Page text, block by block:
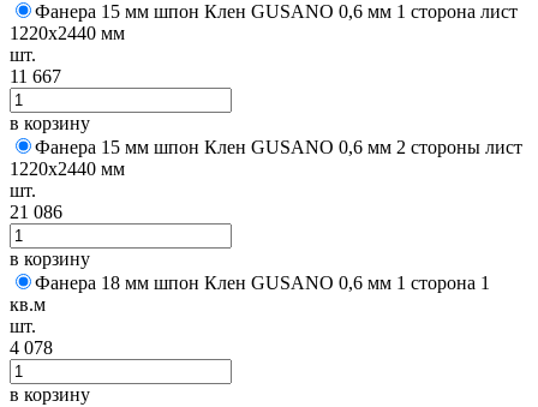
Фанера 15 мм шпон Клен GUSANO 0,6 мм 1 сторона лист
1220х2440 мм
шт.
11 667
в корзину
Фанера 15 мм шпон Клен GUSANO 0,6 мм 2 стороны лист
1220х2440 мм
шт.
21 086
в корзину
Фанера 18 мм шпон Клен GUSANO 0,6 мм 1 сторона 1
кв.м
шт.
4 078
в корзину